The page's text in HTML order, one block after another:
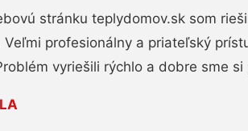
stránku teplydomov.sk som
Veľmi profesionálny a priateľský
vyriešili rýchlo a dobre sme si